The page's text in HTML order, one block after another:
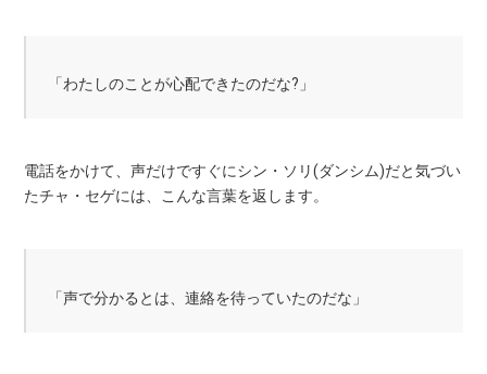
「わたしのことが心配できたのだな?」
電話をかけて、声だけですぐにシン・ソリ(ダンシム)だと気づい
たチャ・セゲには、こんな言葉を返します。
「声で分かるとは、連絡を待っていたのだな」